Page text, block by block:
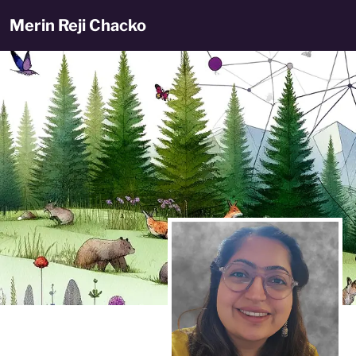
Merin Reji Chacko